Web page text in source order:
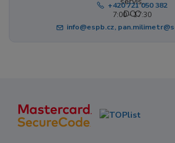
+420 721 050 382
7:00 - 17:30
info@espb.cz,